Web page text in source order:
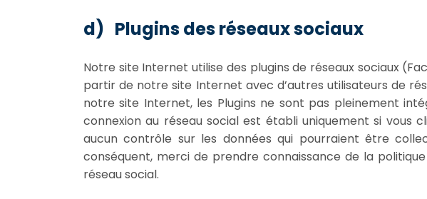
d) Plugins des réseaux sociaux
Notre site Internet utilise des plugins de réseaux sociaux
partir de notre site Internet avec d’autres utilisateurs de
notre site Internet, les Plugins ne sont pas pleinement
connexion au réseau social est établi uniquement si vous
aucun contrôle sur les données qui pourraient être
conséquent, merci de prendre connaissance de la
réseau social.